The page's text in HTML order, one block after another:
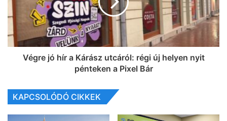
Végre jó hír a Kárász utcáról: régi új helyen nyit
pénteken a Pixel Bár
KAPCSOLÓDÓ CIKKEK